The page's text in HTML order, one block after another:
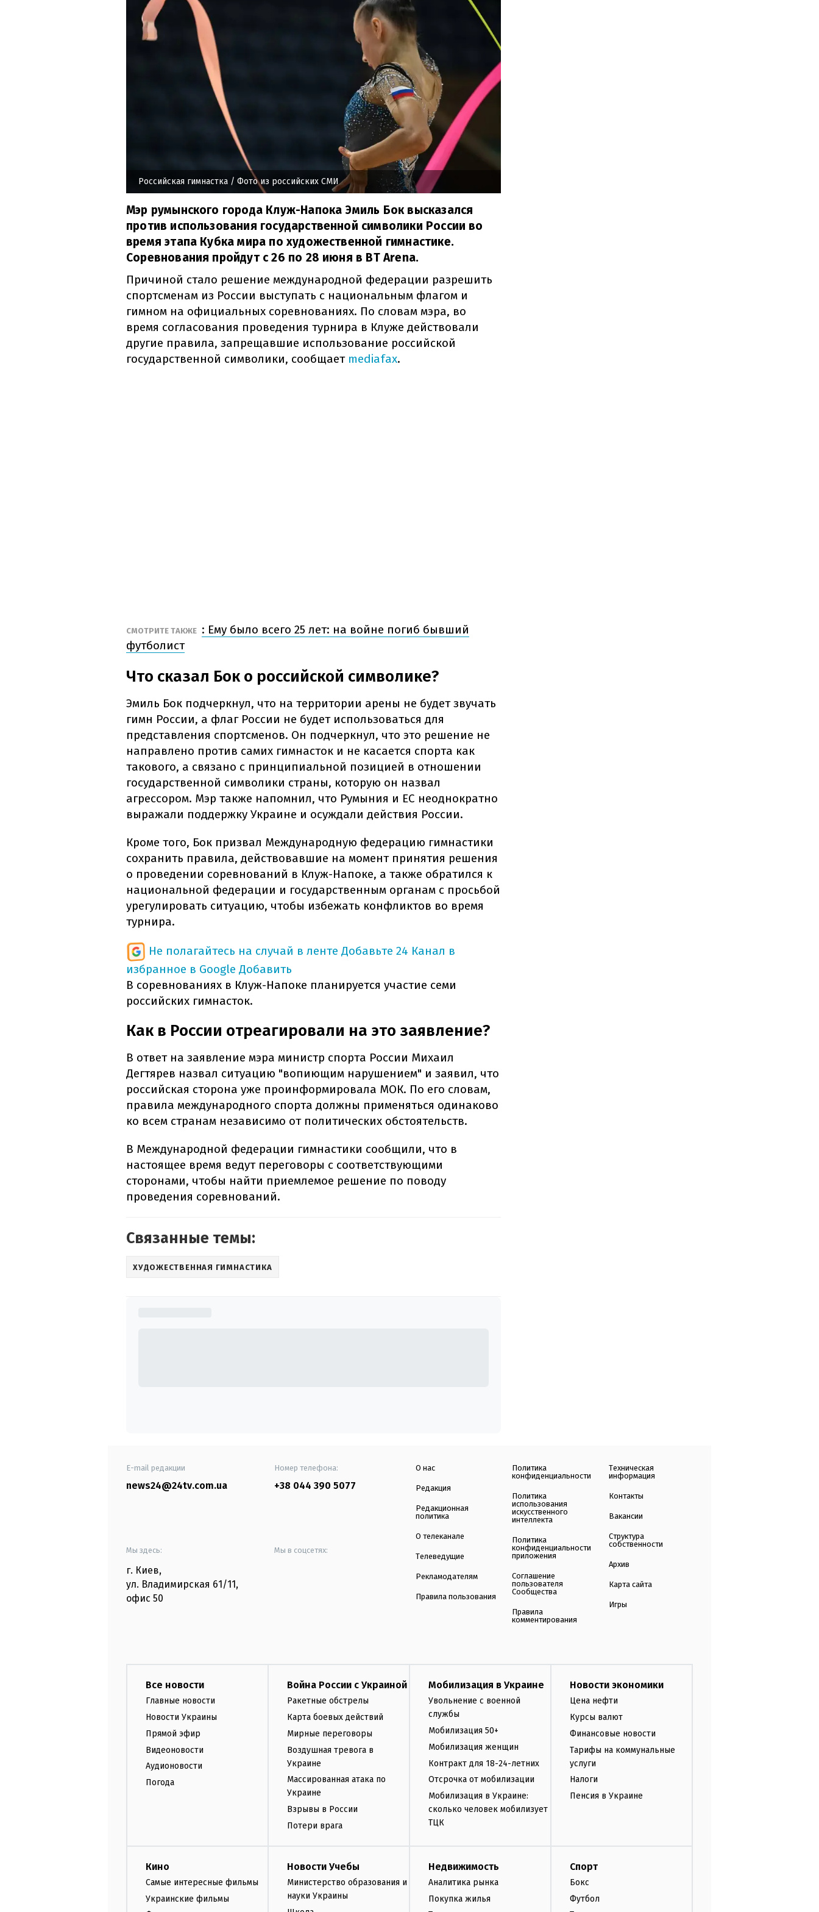
Российская гимнастка / Фото из российских СМИ
Мэр румынского города Клуж-Напока Эмиль Бок высказался
против использования государственной символики России во
время этапа Кубка мира по художественной гимнастике.
Соревнования пройдут с 26 по 28 июня в BT Arena.
Причиной стало решение международной федерации разрешить
спортсменам из России выступать с национальным флагом и
гимном на официальных соревнованиях. По словам мэра, во
время согласования проведения турнира в Клуже действовали
другие правила, запрещавшие использование российской
государственной символики, сообщает mediafax.
СМОТРИТЕ ТАКЖЕ : Ему было всего 25 лет: на войне погиб бывший
футболист
Что сказал Бок о российской символике?
Эмиль Бок подчеркнул, что на территории арены не будет звучать
гимн России, а флаг России не будет использоваться для
представления спортсменов. Он подчеркнул, что это решение не
направлено против самих гимнасток и не касается спорта как
такового, а связано с принципиальной позицией в отношении
государственной символики страны, которую он назвал
агрессором. Мэр также напомнил, что Румыния и ЕС неоднократно
выражали поддержку Украине и осуждали действия России.
Кроме того, Бок призвал Международную федерацию гимнастики
сохранить правила, действовавшие на момент принятия решения
о проведении соревнований в Клуж-Напоке, а также обратился к
национальной федерации и государственным органам с просьбой
урегулировать ситуацию, чтобы избежать конфликтов во время
турнира.
Не полагайтесь на случай в ленте Добавьте 24 Канал в
избранное в Google Добавить
В соревнованиях в Клуж-Напоке планируется участие семи
российских гимнасток.
Как в России отреагировали на это заявление?
В ответ на заявление мэра министр спорта России Михаил
Дегтярев назвал ситуацию "вопиющим нарушением" и заявил, что
российская сторона уже проинформировала МОК. По его словам,
правила международного спорта должны применяться одинаково
ко всем странам независимо от политических обстоятельств.
В Международной федерации гимнастики сообщили, что в
настоящее время ведут переговоры с соответствующими
сторонами, чтобы найти приемлемое решение по поводу
проведения соревнований.
Связанные темы:
ХУДОЖЕСТВЕННАЯ ГИМНАСТИКА
E-mail редакции
news24@24tv.com.ua
Номер телефона:
+38 044 390 5077
Мы здесь:
г. Киев,
ул. Владимирская 61/11,
офис 50
Мы в соцсетях:
О нас
Редакция
Редакционная
политика
О телеканале
Телеведущие
Рекламодателям
Правила пользования
Политика
конфиденциальности
Политика
использования
искусственного
интеллекта
Политика
конфиденциальности
приложения
Соглашение
пользователя
Сообщества
Правила
комментирования
Техническая
информация
Контакты
Вакансии
Структура
собственности
Архив
Карта сайта
Игры
Все новости
Главные новости
Новости Украины
Прямой эфир
Видеоновости
Аудионовости
Погода
Война России с Украиной
Ракетные обстрелы
Карта боевых действий
Мирные переговоры
Воздушная тревога в
Украине
Массированная атака по
Украине
Взрывы в России
Потери врага
Мобилизация в Украине
Увольнение с военной
службы
Мобилизация 50+
Мобилизация женщин
Контракт для 18-24-летних
Отсрочка от мобилизации
Мобилизация в Украине:
сколько человек мобилизует
ТЦК
Новости экономики
Цена нефти
Курсы валют
Финансовые новости
Тарифы на коммунальные
услуги
Налоги
Пенсия в Украине
Кино
Самые интересные фильмы
Украинские фильмы
Новости Учебы
Министерство образования и
науки Украины
Недвижимость
Аналитика рынка
Покупка жилья
Спорт
Бокс
Футбол